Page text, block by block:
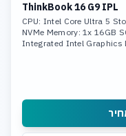
ThinkBook 16 G9 IPL
CPU: Intel Core Ultra 5
NVMe Memory: 1x 16GB
Integrated Intel Graphics